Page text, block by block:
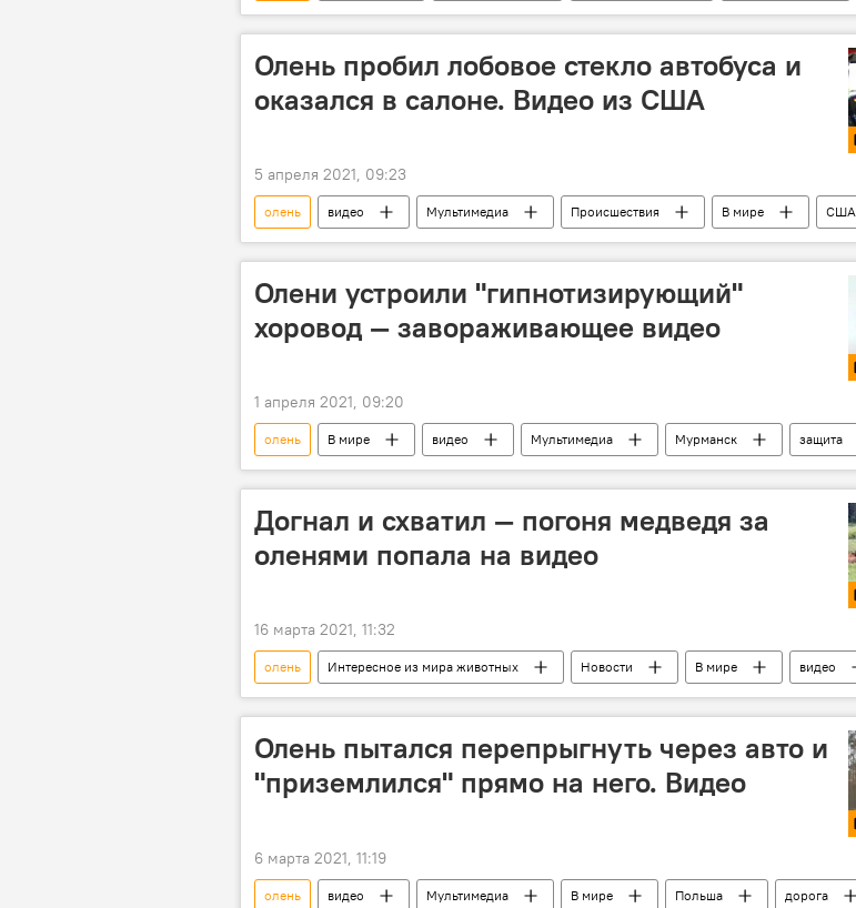
контрабанда
машина Пограничник
Олень пробил лобовое стекло автобуса и
оказался в салоне. Видео из США
5 апреля 2021, 09:23
олень видео Мультимедиа Происшествия В мире
США
автобус
инцидент школьники
Олени устроили "гипнотизирующий"
хоровод — завораживающее видео
1 апреля 2021, 09:20
олень В мире видео Мультимедиа Мурманск
защита
нападение
Интересное из мира животных танец
Догнал и схватил — погоня медведя за
оленями попала на видео
16 марта 2021, 11:32
олень Интересное из мира животных Новости В мире
видео
Мультимедиа
Видеоклуб медведь погоня
Олень пытался перепрыгнуть через авто и
"приземлился" прямо на него. Видео
6 марта 2021, 11:19
олень видео Мультимедиа В мире Польша
дорога